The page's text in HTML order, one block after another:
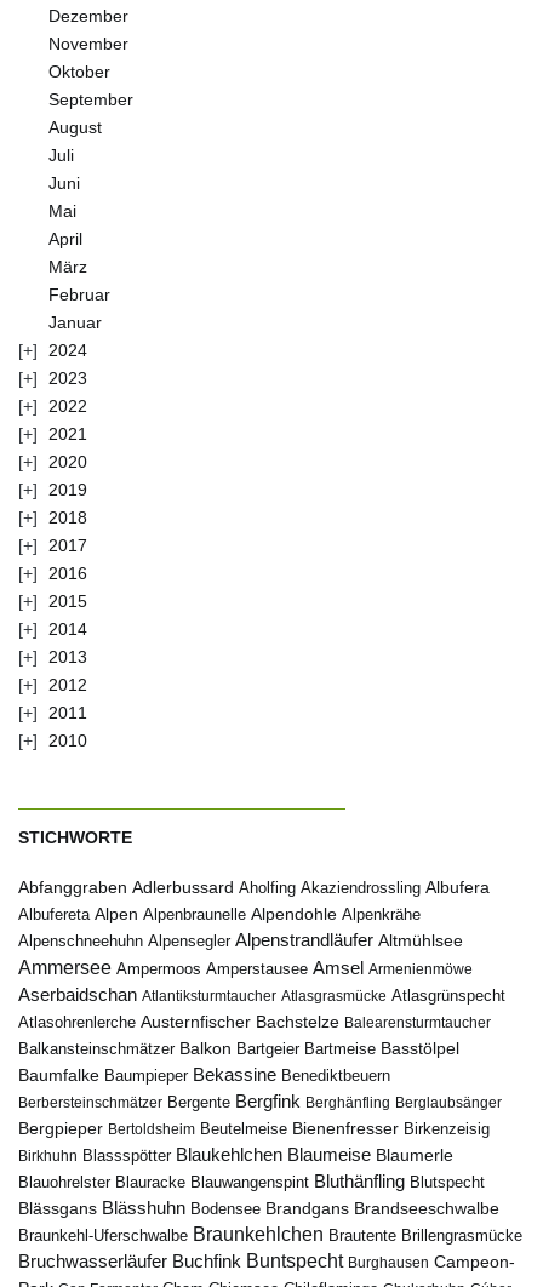
Dezember
November
Oktober
September
August
Juli
Juni
Mai
April
März
Februar
Januar
2024
2023
2022
2021
2020
2019
2018
2017
2016
2015
2014
2013
2012
2011
2010
STICHWORTE
Abfanggraben Adlerbussard Aholfing Akaziendrossling Albufera
Albufereta Alpen Alpenbraunelle Alpendohle Alpenkrähe
Alpenschneehuhn Alpensegler Alpenstrandläufer Altmühlsee
Ammersee Ampermoos Amperstausee Amsel Armenienmöwe
Aserbaidschan Atlantiksturmtaucher Atlasgrasmücke Atlasgrünspecht
Atlasohrenlerche Austernfischer Bachstelze Balearensturmtaucher
Balkansteinschmätzer Balkon Bartgeier Bartmeise Basstölpel
Baumfalke Baumpieper Bekassine Benediktbeuern
Berbersteinschmätzer Bergente Bergfink Berghänfling Berglaubsänger
Bergpieper Bertoldsheim Beutelmeise Bienenfresser Birkenzeisig
Birkhuhn Blassspötter Blaukehlchen Blaumeise Blaumerle
Blauohrelster Blauracke Blauwangenspint Bluthänfling Blutspecht
Blässgans Blässhuhn Bodensee Brandgans Brandseeschwalbe
Braunkehl-Uferschwalbe Braunkehlchen Brautente Brillengrasmücke
Bruchwasserläufer Buchfink Buntspecht Burghausen Campeon-